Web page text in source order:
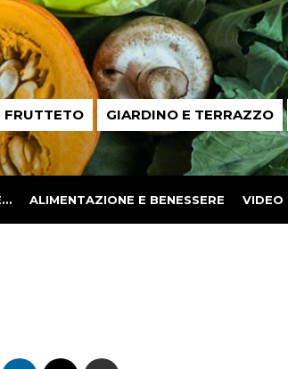
FRUTTETO GIARDINO E TERRAZZO
ALIMENTAZIONE E BENESSERE VIDEO